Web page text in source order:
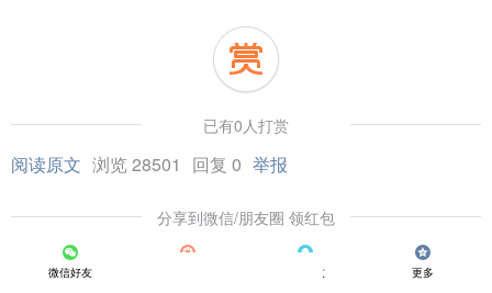
已有0人打赏
阅读原文 浏览 28501 回复 0 举报
分享到微信/朋友圈 领红包
微信好友 QQ好友 更多